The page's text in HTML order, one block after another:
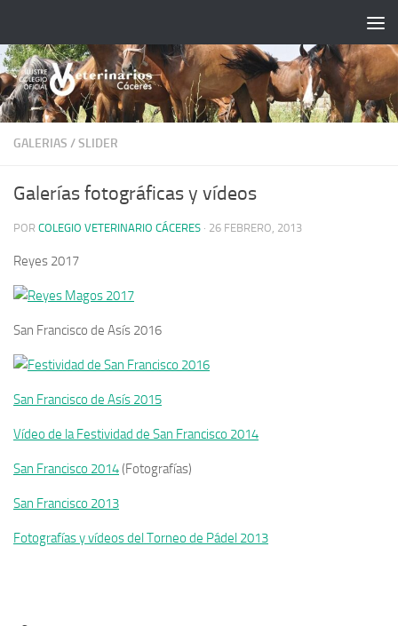
GALERIAS /SLIDER
Galerías fotográficas y vídeos
POR COLEGIO VETERINARIO CÁCERES · 26 FEBRERO, 2013
Reyes 2017
San Francisco de Asís 2016
San Francisco de Asís 2015
Vídeo de la Festividad de San Francisco 2014
San Francisco 2014(Fotografías)
San Francisco 2013
Fotografías y vídeos del Torneo de Pádel 2013